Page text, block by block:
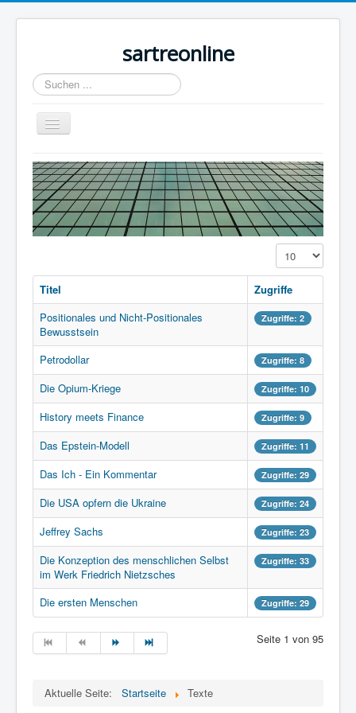
sartreonline
Suchen
...
Navigation
an/aus
Home
Texte
Videos
Rezensionen
Kontakt
Impressum
Anzeige #
Titel
Zugriffe
Positionales und Nicht-Positionales
Bewusstsein
Zugriffe: 2
Petrodollar Zugriffe: 8
Die Opium-Kriege Zugriffe: 10
History meets Finance Zugriffe: 9
Das Epstein-Modell Zugriffe: 11
Das Ich - Ein Kommentar Zugriffe: 29
Die USA opfern die Ukraine Zugriffe: 24
Jeffrey Sachs Zugriffe: 23
Die Konzeption des menschlichen Selbst
im Werk Friedrich Nietzsches
Zugriffe: 33
Die ersten Menschen Zugriffe: 29
Seite 1 von 95
Aktuelle Seite: Startseite Texte